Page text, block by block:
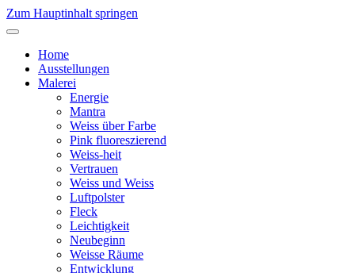
Zum Hauptinhalt springen
Home
Ausstellungen
Malerei
Energie
Mantra
Weiss über Farbe
Pink fluoreszierend
Weiss-heit
Vertrauen
Weiss und Weiss
Luftpolster
Fleck
Leichtigkeit
Neubeginn
Weisse Räume
Entwicklung